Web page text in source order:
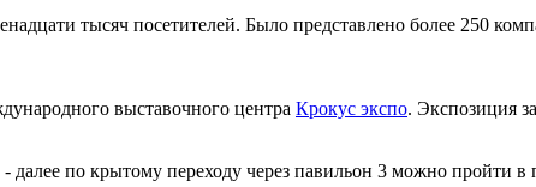
тысяч посетителей. Было представлено более 250
выставочного центра Крокус экспо. Экспозиция
- далее по крытому переходу через павильон 3 можно пройти в